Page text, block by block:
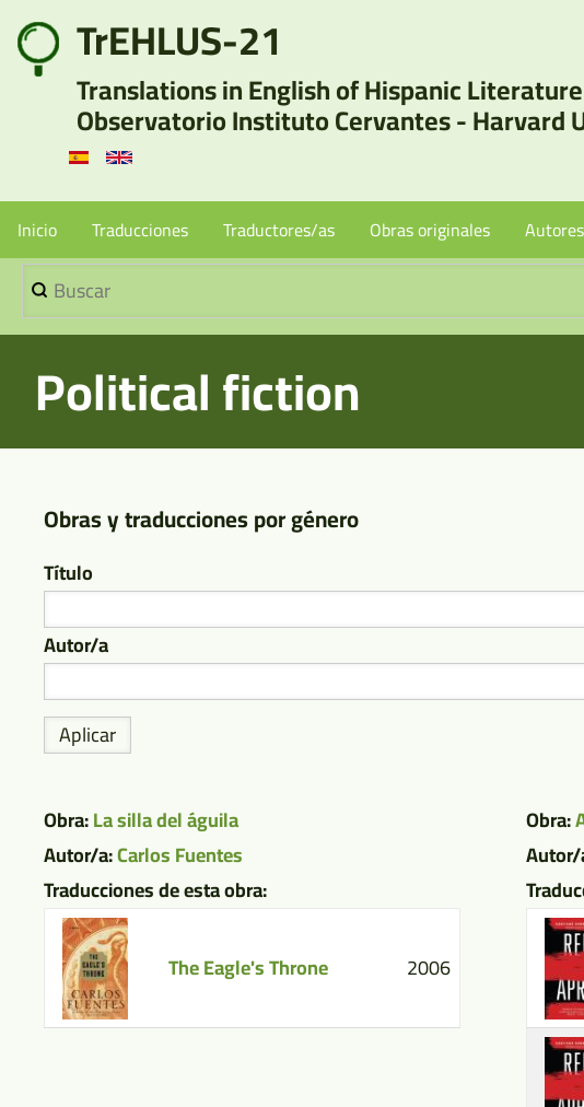
Pasar
contenido
User
account
menu
TrEHLUS-21
Translations in English of Hispanic
Observatorio Instituto Cervantes - Harvard
Menu
Principal
Sin
Inicio Traducciones Traductores/as Obras originales
Buscar
Political fiction
Obras y traducciones por género
Título
Autor/a
Obra:La silla del águila
Autor/a:Carlos Fuentes
Traducciones de esta obra:
The Eagle's Throne 2006
Obra: